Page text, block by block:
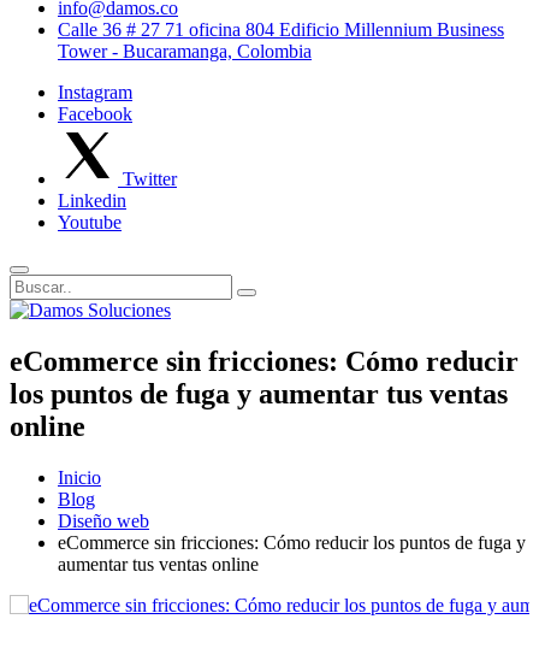
info@damos.co
Calle 36 # 27 71 oficina 804 Edificio Millennium Business
Tower - Bucaramanga, Colombia
Instagram
Facebook
Twitter
Linkedin
Youtube
eCommerce sin fricciones: Cómo reducir
los puntos de fuga y aumentar tus ventas
online
Inicio
Blog
Diseño web
eCommerce sin fricciones: Cómo reducir los puntos de fuga y
aumentar tus ventas online